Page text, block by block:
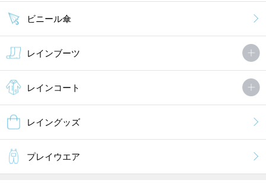
ビニール傘
レインブーツ
レインコート
レイングッズ
プレイウエア